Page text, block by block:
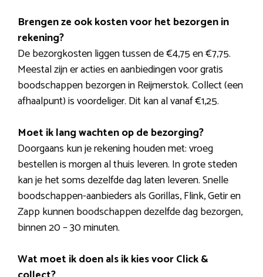
Brengen ze ook kosten voor het bezorgen in
rekening?
De bezorgkosten liggen tussen de €4,75 en €7,75.
Meestal zijn er acties en aanbiedingen voor gratis
boodschappen bezorgen in Reijmerstok. Collect (een
afhaalpunt) is voordeliger. Dit kan al vanaf €1,25.
Moet ik lang wachten op de bezorging?
Doorgaans kun je rekening houden met: vroeg
bestellen is morgen al thuis leveren. In grote steden
kan je het soms dezelfde dag laten leveren. Snelle
boodschappen-aanbieders als Gorillas, Flink, Getir en
Zapp kunnen boodschappen dezelfde dag bezorgen,
binnen 20 – 30 minuten.
Wat moet ik doen als ik kies voor Click &